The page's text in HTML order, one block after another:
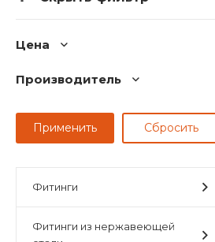
Цена
Производитель
Фитинги
Фитинги из нержавеющей